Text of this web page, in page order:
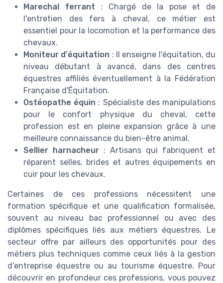
Marechal ferrant : Chargé de la pose et de
l'entretien des fers à cheval, ce métier est
essentiel pour la locomotion et la performance des
chevaux.
Moniteur d'équitation : Il enseigne l'équitation, du
niveau débutant à avancé, dans des centres
équestres affiliés éventuellement à la Fédération
Française d'Équitation.
Ostéopathe équin : Spécialiste des manipulations
pour le confort physique du cheval, cette
profession est en pleine expansion grâce à une
meilleure connaissance du bien-être animal.
Sellier harnacheur : Artisans qui fabriquent et
réparent selles, brides et autres équipements en
cuir pour les chevaux.
Certaines de ces professions nécessitent une
formation spécifique et une qualification formalisée,
souvent au niveau bac professionnel ou avec des
diplômes spécifiques liés aux métiers équestres. Le
secteur offre par ailleurs des opportunités pour des
métiers plus techniques comme ceux liés à la gestion
d’entreprise équestre ou au tourisme équestre. Pour
découvrir en profondeur ces professions, vous pouvez